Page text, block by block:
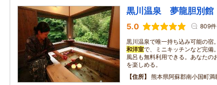
黒川温泉 夢龍胆別
5.0 809件
黒川温泉で唯一持ち込み可能の宿
和洋室で、ミニキッチンなど完備
風呂も無料利用できる。あなたの
を楽しめる。
住所
熊本県阿蘇郡南小国町